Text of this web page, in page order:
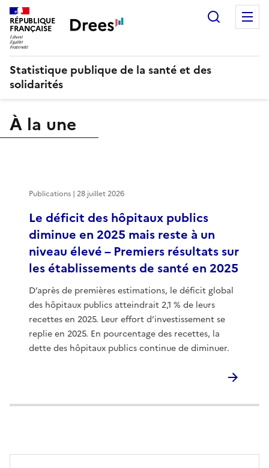
RÉPUBLIQUE
FRANÇAISE
Statistique publique de la santé et des
solidarités
À la une
Le déficit des hôpitaux publics
diminue en 2025 mais reste à un
niveau élevé – Premiers résultats sur
les établissements de santé en 2025
D’après de premières estimations, le déficit global
des hôpitaux publics atteindrait 2,1 % de leurs
recettes en 2025. Leur effort d’investissement se
replie en 2025. En pourcentage des recettes, la
dette des hôpitaux publics continue de diminuer.
Publications | 28 juillet 2026